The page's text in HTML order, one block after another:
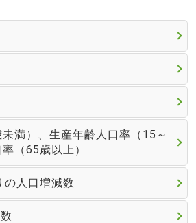
満）、生産年齢人口率（15～
（65歳以上）
の人口増減数